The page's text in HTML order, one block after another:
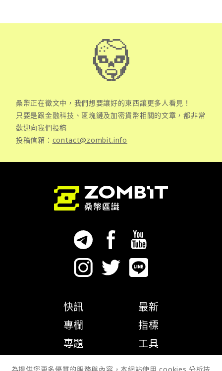
桑幣正在徵文中，我們想要讓好的東西讓更多人看見！
只要是跟金融科技、區塊鏈及加密貨幣相關的文章，都非常
歡迎向我們投稿
投稿信箱： contact@zombit.info
快訊
專欄
專題
最新
指標
工具